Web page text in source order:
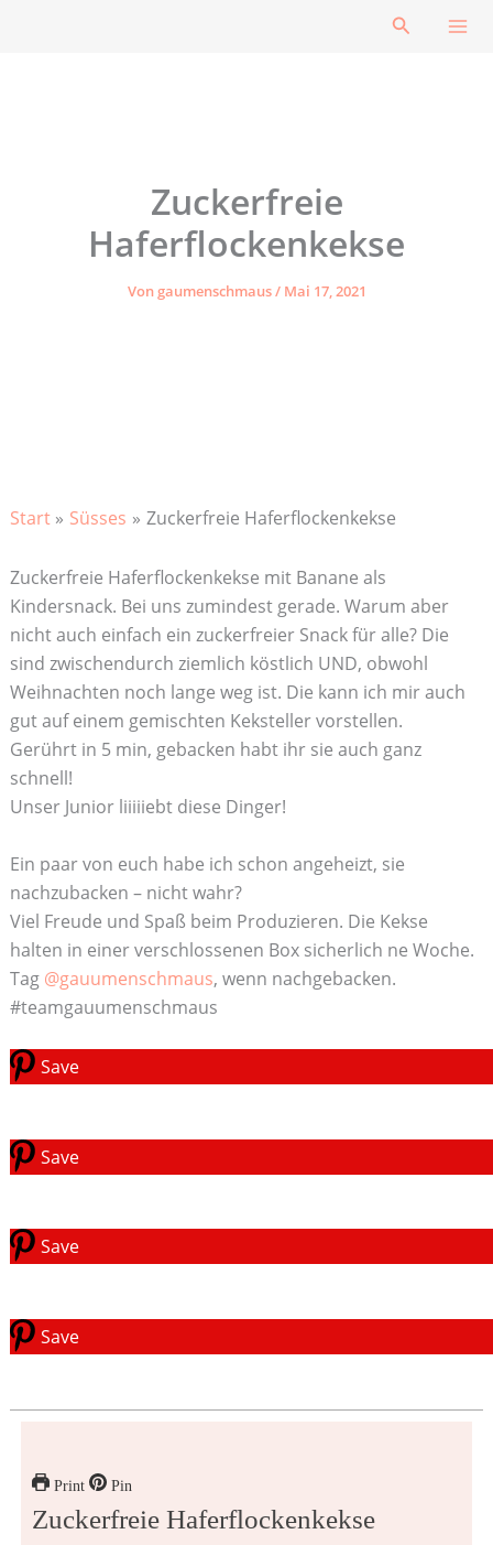
Suchen
Zuckerfreie
Haferflockenkekse
Vongaumenschmaus/ Mai 17, 2021
Start Süsses Zuckerfreie Haferflockenkekse
Zuckerfreie Haferflockenkekse mit Banane als
Kindersnack. Bei uns zumindest gerade. Warum aber
nicht auch einfach ein zuckerfreier Snack für alle? Die
sind zwischendurch ziemlich köstlich UND, obwohl
Weihnachten noch lange weg ist. Die kann ich mir auch
gut auf einem gemischten Keksteller vorstellen.
Gerührt in 5 min, gebacken habt ihr sie auch ganz
schnell!
Unser Junior liiiiiebt diese Dinger!
Ein paar von euch habe ich schon angeheizt, sie
nachzubacken – nicht wahr?
Viel Freude und Spaß beim Produzieren. Die Kekse
halten in einer verschlossenen Box sicherlich ne Woche.
Tag @gauumenschmaus, wenn nachgebacken.
#teamgauumenschmaus
Save
Save
Save
Save
Print Pin
Zuckerfreie Haferflockenkekse